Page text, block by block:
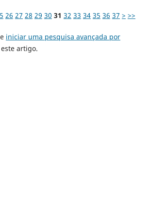
26 27 28 29 30 31 32 33 34 35 36 37 > >>
iniciar uma pesquisa avançada por
artigo.